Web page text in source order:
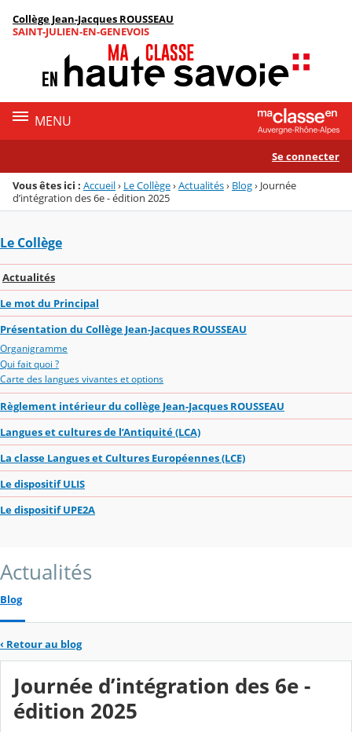
Menu de la rubrique
Contenu
Collège Jean-Jacques ROUSSEAU
SAINT-JULIEN-EN-GENEVOIS
MENU
Se connecter
Vous êtes ici : Accueil› Le Collège›Actualités› Blog› Journée
d’intégration des 6e - édition 2025
Le Collège
Actualités
Le mot du Principal
Présentation du Collège Jean-Jacques ROUSSEAU
Organigramme
Qui fait quoi ?
Carte des langues vivantes et options
Règlement intérieur du collège Jean-Jacques ROUSSEAU
Langues et cultures de l’Antiquité (LCA)
La classe Langues et Cultures Européennes (LCE)
Le dispositif ULIS
Le dispositif UPE2A
Actualités
Blog
‹ Retour au blog
Journée d’intégration des 6e -
édition 2025